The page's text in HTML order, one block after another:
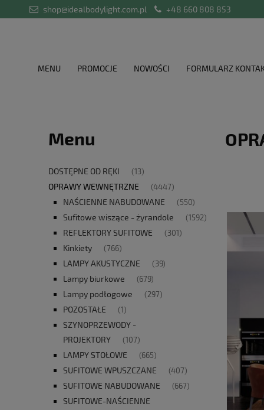
shop@idealbodylight.com.pl +48 660 808 853
MENU PROMOCJE NOWOŚCI FORMULARZ
Menu
DOSTĘPNE OD RĘKI (13)
OPRAWY WEWNĘTRZNE (4447)
NAŚCIENNE NABUDOWANE (550)
Sufitowe wiszące - żyrandole (1592)
REFLEKTORY SUFITOWE (301)
Kinkiety (766)
LAMPY AKUSTYCZNE (39)
Lampy biurkowe (679)
Lampy podłogowe (297)
POZOSTAŁE (1)
SZYNOPRZEWODY -
PROJEKTORY
(107)
LAMPY STOŁOWE (665)
SUFITOWE WPUSZCZANE (407)
SUFITOWE NABUDOWANE (667)
SUFITOWE-NAŚCIENNE